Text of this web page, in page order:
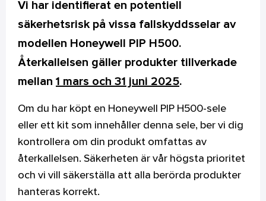
Vi har identifierat en potentiell
säkerhetsrisk på vissa fallskyddsselar av
modellen Honeywell PIP H500.
Återkallelsen gäller produkter tillverkade
mellan 1 mars och 31 juni 2025.
Om du har köpt en Honeywell PIP H500-sele
eller ett kit som innehåller denna sele, ber vi dig
kontrollera om din produkt omfattas av
återkallelsen. Säkerheten är vår högsta prioritet
och vi vill säkerställa att alla berörda produkter
hanteras korrekt.